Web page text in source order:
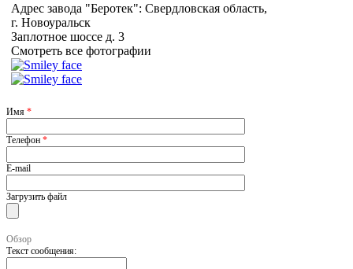
Адрес завода "Беротек": Свердловская область,
г. Новоуральск
Заплотное шоссе д. 3
Смотреть все фотографии
Имя *
Телефон *
E-mail
Загрузить файл
Обзор
Текст сообщения: